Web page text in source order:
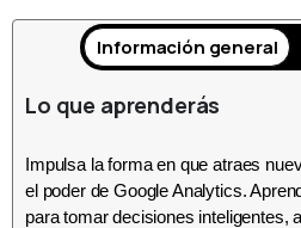
Información general
Lo que aprenderás
Impulsa la forma en que atraes
el poder de Google Analytics.
para tomar decisiones inteligentes,